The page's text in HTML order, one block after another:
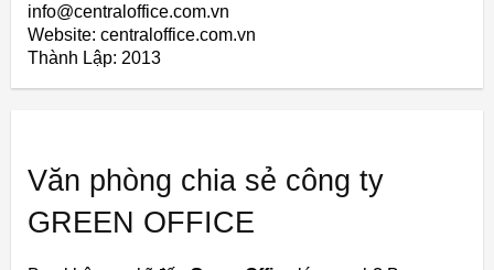
info@centraloffice.com.vn
Website: centraloffice.com.vn
Thành Lập: 2013
Văn phòng chia sẻ công ty
GREEN OFFICE